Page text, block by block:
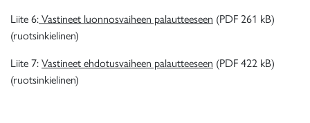
Liite 6:Vastineet luonnosvaiheen palautteeseen (PDF 261 kB)
(ruotsinkielinen)
Liite 7:Vastineet ehdotusvaiheen palautteeseen (PDF 422 kB)
(ruotsinkielinen)